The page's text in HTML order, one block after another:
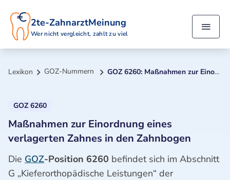
2te-ZahnarztMeinung
Wer nicht vergleicht, zahlt zu viel
Lexikon GOZ-Nummern GOZ 6260: Maßnahmen zur Einordnung eines verlagerten Zahnes in den Zahnbogen
GOZ 6260
Maßnahmen zur Einordnung eines
verlagerten Zahnes in den Zahnbogen
Die GOZ-Position 6260 befindet sich im Abschnitt
G „Kieferorthopädische Leistungen“ der